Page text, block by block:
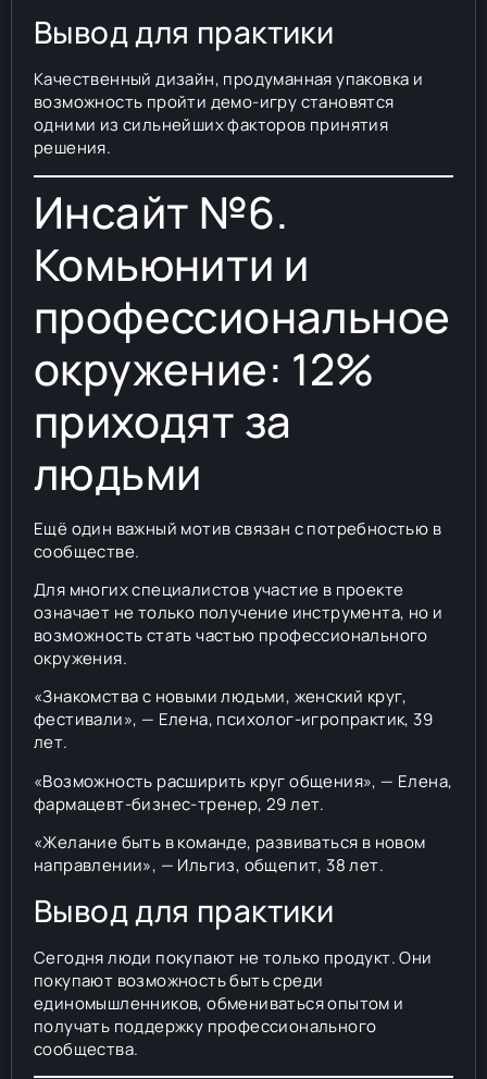
Вывод для практики
Качественный дизайн, продуманная упаковка и
возможность пройти демо-игру становятся
одними из сильнейших факторов принятия
решения.
Инсайт №6.
Комьюнити и
профессиональное
окружение: 12%
приходят за
людьми
Ещё один важный мотив связан с потребностью в
сообществе.
Для многих специалистов участие в проекте
означает не только получение инструмента, но и
возможность стать частью профессионального
окружения.
«Знакомства с новыми людьми, женский круг,
фестивали», — Елена, психолог-игропрактик, 39
лет.
«Возможность расширить круг общения», — Елена,
фармацевт-бизнес-тренер, 29 лет.
«Желание быть в команде, развиваться в новом
направлении», — Ильгиз, общепит, 38 лет.
Вывод для практики
Сегодня люди покупают не только продукт. Они
покупают возможность быть среди
единомышленников, обмениваться опытом и
получать поддержку профессионального
сообщества.